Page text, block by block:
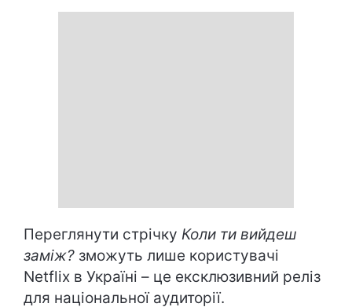
Переглянути стрічку Коли ти вийдеш
заміж? зможуть лише користувачі
Netflix в Україні – це ексклюзивний реліз
для національної аудиторії.